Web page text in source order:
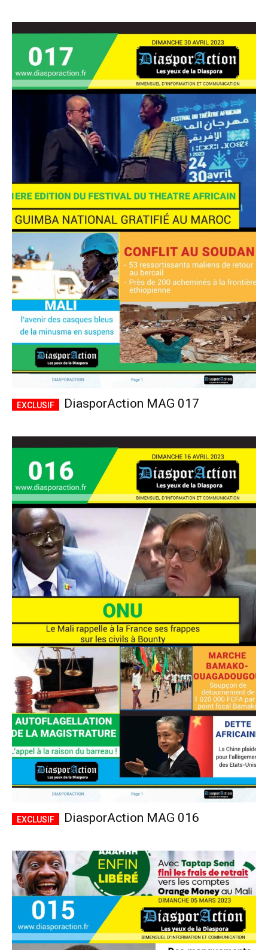
DiasporAction MAG 017
DiasporAction MAG 016